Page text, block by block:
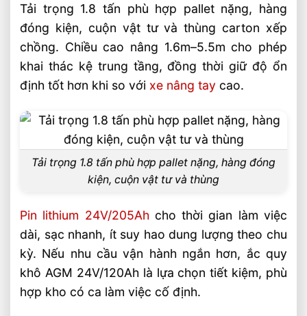
Bài Viết Liên Quan
Xe Nâng Dầu 5 Tấn Dùng Trong Ngành
Thép Có Hiệu Quả Không?
Xe Nâng Dầu 3 Tấn Có Thể Làm Việc Liên
Tục Nhiều Ca Không?
Xe Nâng Dầu 3 Tấn Nâng Cao 6 Mét Có
Phổ Biến Hiện Nay?
Xe Nâng Dầu 3 Tấn Nâng Cao 4.5 Mét
Nên Chọn Loại Nào?
Xe Nâng Lithium Tải Trọng Nào Phù Hợp
So Sánh Hiệu Suất Nâng Xe Nâng Lithium
Theo Từng Tải Trọng
Xe Nâng Lithium 2 Tấn Và 3 Tấn Khác
Nhau Thế Nào
So Sánh Xe Nâng Lithium 1.5 Tấn Và 2
Tải trọng 1.8 tấn phù hợp pallet nặng, hàng
đóng kiện, cuộn vật tư và thùng carton xếp
chồng. Chiều cao nâng 1.6m–5.5m cho phép
khai thác kệ trung tầng, đồng thời giữ độ ổn
định tốt hơn khi so với xe nâng tay cao.
Tải trọng 1.8 tấn phù hợp pallet nặng, hàng đóng
kiện, cuộn vật tư và thùng
Pin lithium 24V/205Ah cho thời gian làm việc
dài, sạc nhanh, ít suy hao dung lượng theo chu
kỳ. Nếu nhu cầu vận hành ngắn hơn, ắc quy
khô AGM 24V/120Ah là lựa chọn tiết kiệm, phù
hợp kho có ca làm việc cố định.